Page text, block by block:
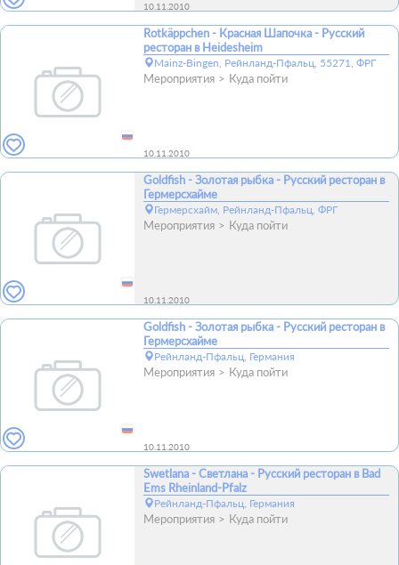
10.11.2010
Rotkäppchen - Красная Шапочка - Русский
ресторан в Heidesheim
Mainz-Bingen, Рейнланд-Пфальц, 55271, ФРГ
Мероприятия Куда пойти
10.11.2010
Goldfish - Золотая рыбка - Русский ресторан в
Гермерсхайме
Гермерсхайм, Рейнланд-Пфальц, ФРГ
Мероприятия Куда пойти
10.11.2010
Goldfish - Золотая рыбка - Русский ресторан в
Гермерсхайме
Рейнланд-Пфальц, Германия
Мероприятия Куда пойти
10.11.2010
Swetlana - Светлана - Русский ресторан в Bad
Ems Rheinland-Pfalz
Рейнланд-Пфальц, Германия
Мероприятия Куда пойти